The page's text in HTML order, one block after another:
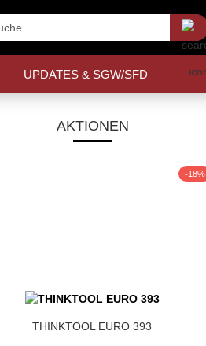
UPDATES & SGW/SFD
AKTIONEN
-18%
THINKTOOL EURO 393